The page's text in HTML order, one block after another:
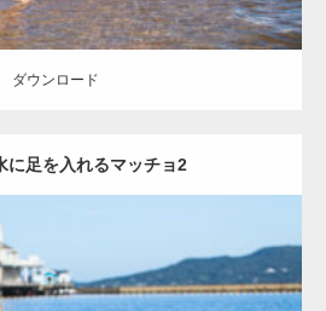
ダウンロード
に足を入れるマッチョ2
2021.07.8
】マッチョフリー素材メンバーが
世界記録…
TBS番組「ひるおび」にてマッスルプ
紹介されま…